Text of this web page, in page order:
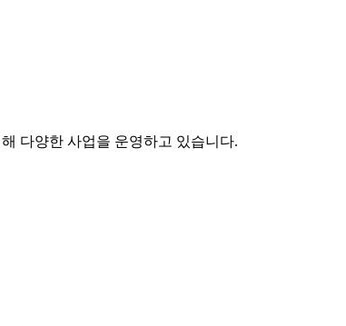
다양한 사업을 운영하고 있습니다.